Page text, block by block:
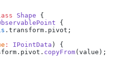
Shape {
{
.transform.pivot;
: IPointData ) {
copyFrom(value);